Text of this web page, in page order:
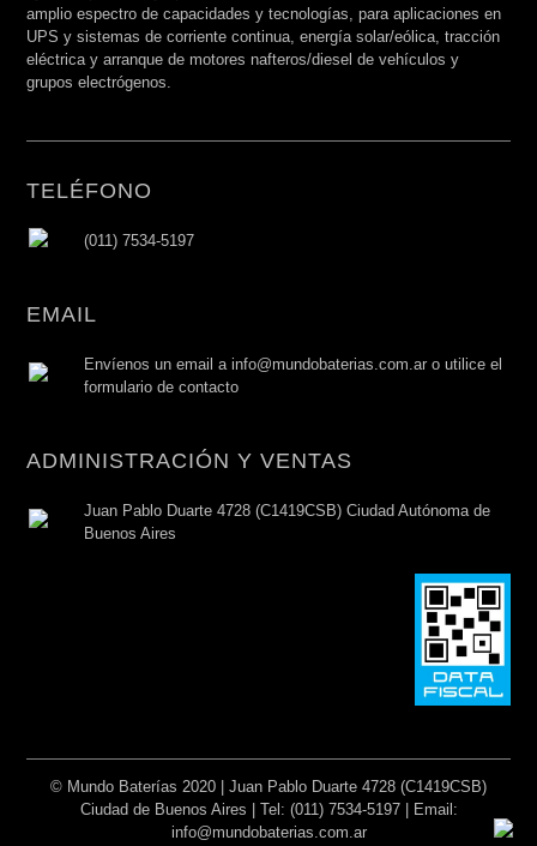
amplio espectro de capacidades y tecnologías, para aplicaciones en
UPS y sistemas de corriente continua, energía solar/eólica, tracción
eléctrica y arranque de motores nafteros/diesel de vehículos y
grupos electrógenos.
TELÉFONO
(011) 7534-5197
EMAIL
Envíenos un email a info@mundobaterias.com.ar o utilice el
formulario de contacto
ADMINISTRACIÓN Y VENTAS
Juan Pablo Duarte 4728 (C1419CSB) Ciudad Autónoma de
Buenos Aires
© Mundo Baterías 2020 | Juan Pablo Duarte 4728 (C1419CSB)
Ciudad de Buenos Aires | Tel: (011) 7534-5197 | Email:
info@mundobaterias.com.ar